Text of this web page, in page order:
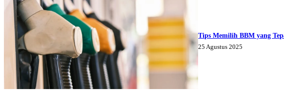
Tips Memilih BBM yang
25 Agustus 2025